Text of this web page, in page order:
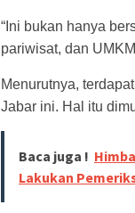
“Ini bukan hanya
pariwisat, dan
Menurutnya,
Jabar ini. Hal itu
Baca juga !
Lakukan